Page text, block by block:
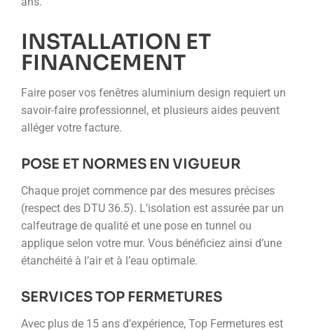
INSTALLATION ET
FINANCEMENT
Faire poser vos fenêtres aluminium design requiert un
savoir-faire professionnel, et plusieurs aides peuvent
alléger votre facture.
POSE ET NORMES EN VIGUEUR
Chaque projet commence par des mesures précises
(respect des DTU 36.5). L’isolation est assurée par un
calfeutrage de qualité et une pose en tunnel ou
applique selon votre mur. Vous bénéficiez ainsi d’une
étanchéité à l’air et à l’eau optimale.
SERVICES TOP FERMETURES
Avec plus de 15 ans d’expérience, Top Fermetures est